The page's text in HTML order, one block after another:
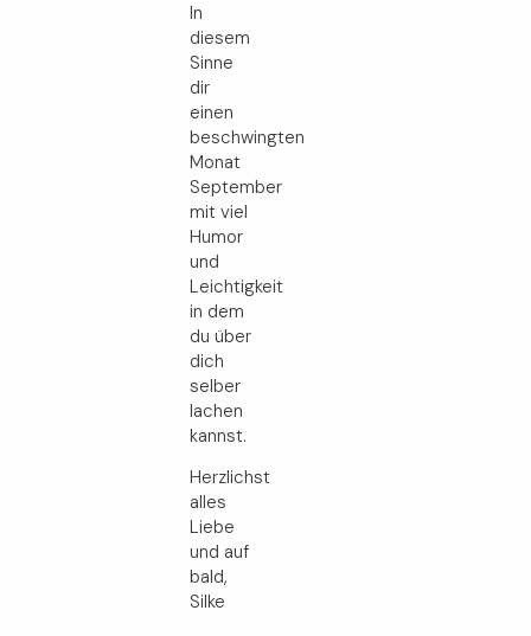
In
diesem
Sinne
dir
einen
beschwingten
Monat
September
mit viel
Humor
und
Leichtigkeit
in dem
du über
dich
selber
lachen
kannst.
Herzlichst
alles
Liebe
und auf
bald,
Silke